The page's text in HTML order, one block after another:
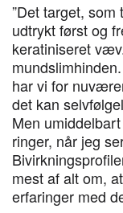
”Det target,
udtrykt først og
keratiniseret
har vi for
det kan
Men
ringer, når jeg
mest af alt om,
erfaringer med